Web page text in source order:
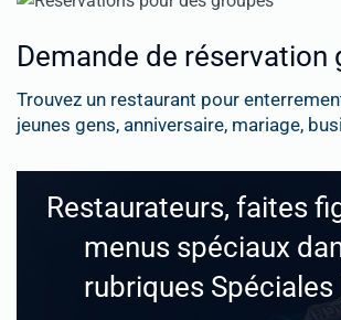
Demande de réservation
Trouvez un restaurant pour
jeunes gens, anniversaire, mariage,
Restaurateurs, faites
menus spéciaux
rubriques Spéciales